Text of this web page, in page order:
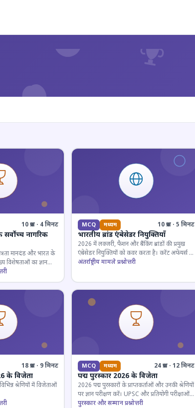
?
10 प्रश्न · 4 मिनट
नागरिक
मानदंड और भारत के
विशेषताओं का ज्ञान
MCQ मध्यम 10 प्रश्न · 5 मिनट
भारतीय ब्रांड एंबेसेडर नियुक्तियाँ
2026 में लक्जरी, फैशन और बैंकिंग ब्रांडों की प्रमुख
एंबेसेडर नियुक्तियों को कवर करता है। करेंट अफेयर्स के
लिए जरूरी।
अंतर्राष्ट्रीय मामले प्रश्नोत्तरी
18 प्रश्न · 9 मिनट
के विजेता
श्रेणियों में विजेताओं
MCQ मध्यम 24 प्रश्न · 12 मिनट
पद्म पुरस्कार 2026 के विजेता
2026 पद्म पुरस्कारों के प्राप्तकर्ताओं और उनकी श्रेणियों
पर ज्ञान परीक्षण करें। UPSC और प्रतियोगी परीक्षाओं
के लिए महत्वपूर्ण।
पुरस्कार और सम्मान प्रश्नोत्तरी